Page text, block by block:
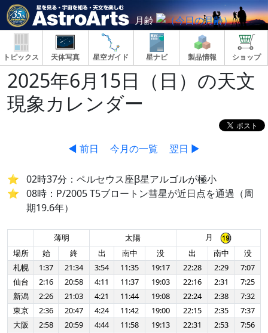
月齢
トピックス 天体写真 星空ガイド 星ナビ 製品情報 ショップ
2025年6月15日（日）の天文
現象カレンダー
◀ 前日 今月の一覧 翌日 ▶
02時37分：ペルセウス座β星アルゴルが極小
08時：P/2005 T5ブロートン彗星が近日点を通過（周
期19.6年）
薄明 太陽
月
場所
始 終 出 南中 没 出 南中
没
札幌
1:37 21:34 3:54 11:35 19:17 22:28 2:29
7:07
仙台
2:16 20:58 4:11 11:37 19:03 22:16 2:31
7:25
新潟
2:26 21:03 4:21 11:44 19:08 22:24 2:38
7:32
東京
2:36 20:47 4:24 11:42 19:00 22:15 2:35
7:37
大阪
2:58 20:59 4:44 11:58 19:13 22:31 2:53
7:56